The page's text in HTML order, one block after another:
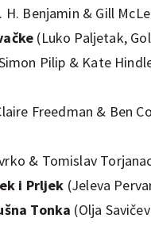
H. Benjamin & Gill
(Luko Paljetak,
Pilip & Kate
Freedman & Ben
& Tomislav
i Prljek (Jeleva
Tonka (Olja